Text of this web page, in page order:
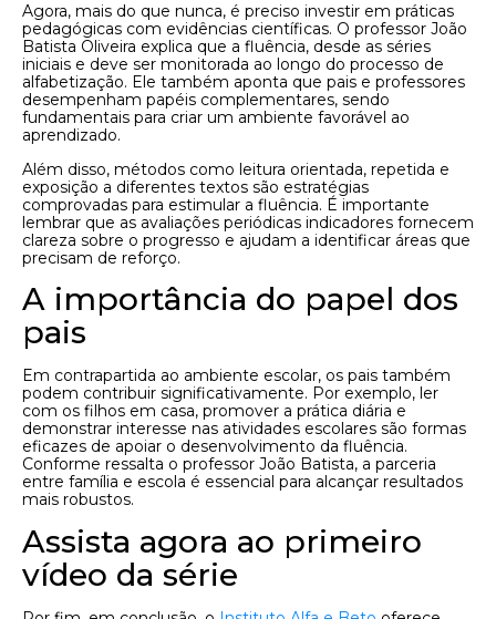
Agora, mais do que nunca, é preciso investir em práticas
pedagógicas com evidências científicas. O professor João
Batista Oliveira explica que a fluência, desde as séries
iniciais e deve ser monitorada ao longo do processo de
alfabetização. Ele também aponta que pais e professores
desempenham papéis complementares, sendo
fundamentais para criar um ambiente favorável ao
aprendizado.
Além disso, métodos como leitura orientada, repetida e
exposição a diferentes textos são estratégias
comprovadas para estimular a fluência. É importante
lembrar que as avaliações periódicas indicadores fornecem
clareza sobre o progresso e ajudam a identificar áreas que
precisam de reforço.
A importância do papel dos
pais
Em contrapartida ao ambiente escolar, os pais também
podem contribuir significativamente. Por exemplo, ler
com os filhos em casa, promover a prática diária e
demonstrar interesse nas atividades escolares são formas
eficazes de apoiar o desenvolvimento da fluência.
Conforme ressalta o professor João Batista, a parceria
entre família e escola é essencial para alcançar resultados
mais robustos.
Assista agora ao primeiro
vídeo da série